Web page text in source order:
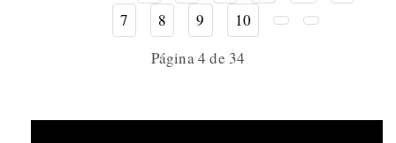
7
8 9
10
Página 4 de 34